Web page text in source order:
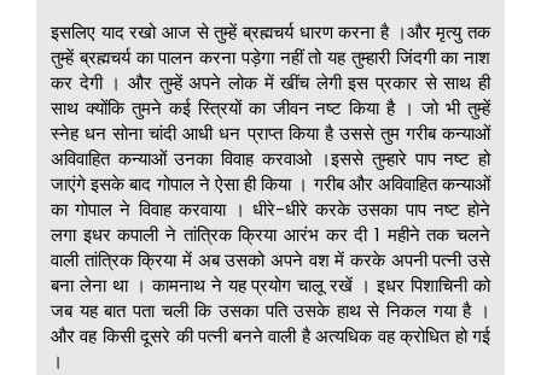
इसलिए याद रखो आज से तुम्हें ब्रह्मचर्य धारण करना है ।और मृत्यु तक
तुम्हें ब्रह्मचर्य का पालन करना पड़ेगा नहीं तो यह तुम्हारी जिंदगी का नाश
कर देगी । और तुम्हें अपने लोक में खींच लेगी इस प्रकार से साथ ही
साथ क्योंकि तुमने कई स्त्रियों का जीवन नष्ट किया है । जो भी तुम्हें
स्नेह धन सोना चांदी आधी धन प्राप्त किया है उससे तुम गरीब कन्याओं
अविवाहित कन्याओं उनका विवाह करवाओ ।इससे तुम्हारे पाप नष्ट हो
जाएंगे इसके बाद गोपाल ने ऐसा ही किया । गरीब और अविवाहित कन्याओं
का गोपाल ने विवाह करवाया । धीरे-धीरे करके उसका पाप नष्ट होने
लगा इधर कपाली ने तांत्रिक क्रिया आरंभ कर दी 1 महीने तक चलने
वाली तांत्रिक क्रिया में अब उसको अपने वश में करके अपनी पत्नी उसे
बना लेना था । कामनाथ ने यह प्रयोग चालू रखें । इधर पिशाचिनी को
जब यह बात पता चली कि उसका पति उसके हाथ से निकल गया है ।
और वह किसी दूसरे की पत्नी बनने वाली है अत्यधिक वह क्रोधित हो गई
।